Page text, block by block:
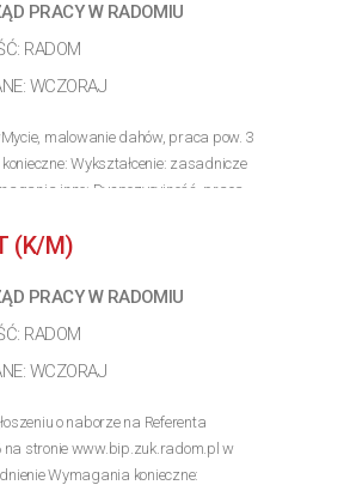
PRACY W RADOMIU
RADOM
WCZORAJ
malowanie dahów, praca pow. 3
Wykształcenie: zasadnicze
inne: Dyspozycyjność, praca
oferty
(K/M)
PRACY W RADOMIU
RADOM
WCZORAJ
o naborze na Referenta
stronie www.bip.zuk.radom.pl w
Wymagania konieczne: